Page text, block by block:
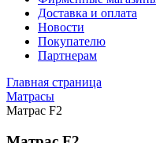
Доставка и оплата
Новости
Покупателю
Партнерам
Главная страница
Матрасы
Матрас F2